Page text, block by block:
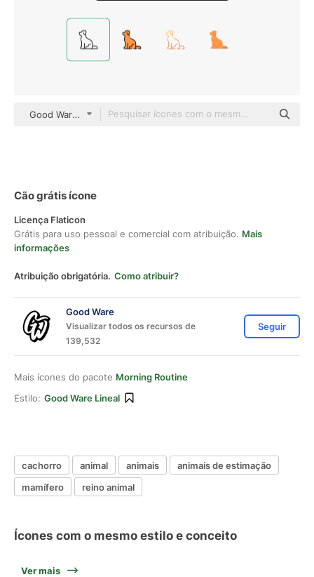
Good Ware Lineal
Cão grátis ícone
Licença Flaticon
Grátis para uso pessoal e comercial com atribuição. Mais
informações
Atribuição obrigatória. Como atribuir?
Good Ware
Visualizar todos os recursos de
139,532
Seguir
Mais ícones do pacote Morning Routine
Estilo: Good Ware Lineal
cachorro animal animais
animais de estimação
mamífero
reino animal
Ícones com o mesmo estilo e conceito
Ver mais